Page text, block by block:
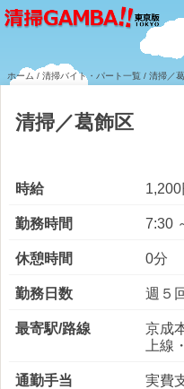
ホーム / 清掃バイト・パート一覧 / 清掃／
清掃／葛飾区
時給 1,200
勤務時間 7:30
休憩時間 0分
勤務日数 週５
最寄駅/路線
京成
上線
通勤手当 実費